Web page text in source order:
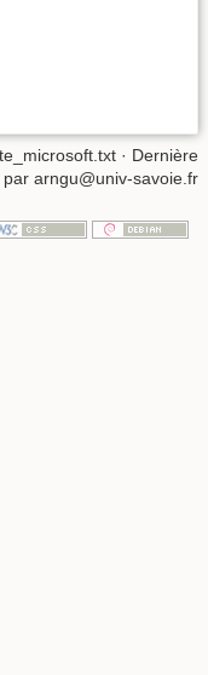
· Dernière
par arngu@univ-savoie.fr